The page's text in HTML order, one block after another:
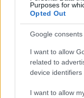
Purposes for
Opted Out
Google consents
I want to allow
related to
device identifiers
I want to allow